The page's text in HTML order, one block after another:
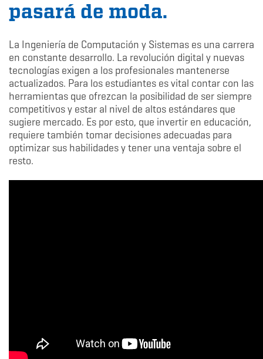
pasará de moda.
La Ingeniería de Computación y Sistemas es una carrera
en constante desarrollo. La revolución digital y nuevas
tecnologías exigen a los profesionales mantenerse
actualizados. Para los estudiantes es vital contar con las
herramientas que ofrezcan la posibilidad de ser siempre
competitivos y estar al nivel de altos estándares que
sugiere mercado. Es por esto, que invertir en educación,
requiere también tomar decisiones adecuadas para
optimizar sus habilidades y tener una ventaja sobre el
resto.